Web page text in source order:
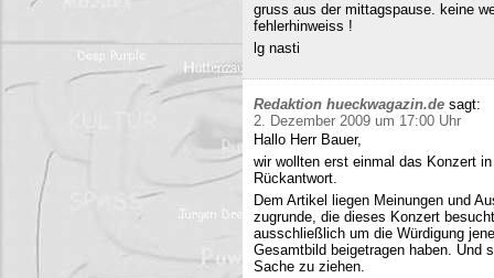
gruss aus der mittagspause. keine
fehlerhinweiss !
lg nasti
Redaktion hueckwagazin.de sagt:
2. Dezember 2009 um 17:00 Uhr
Hallo Herr Bauer,
wir wollten erst einmal das Konzert
Rückantwort.
Dem Artikel liegen Meinungen und
zugrunde, die dieses Konzert
ausschließlich um die Würdigung
Gesamtbild beigetragen haben. Und
Sache zu ziehen.